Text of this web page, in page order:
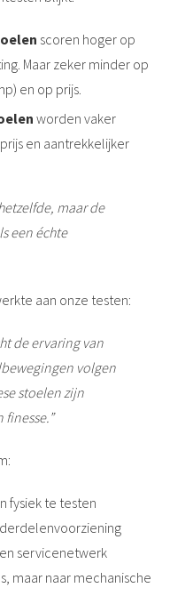
scoren hoger op
Maar zeker minder op
en op prijs.
worden vaker
en aantrekkelijker
maar de
een échte
aan onze testen:
de ervaring van
volgen
stoelen zijn
finesse.”
fysiek te testen
servicenetwerk
maar naar mechanische